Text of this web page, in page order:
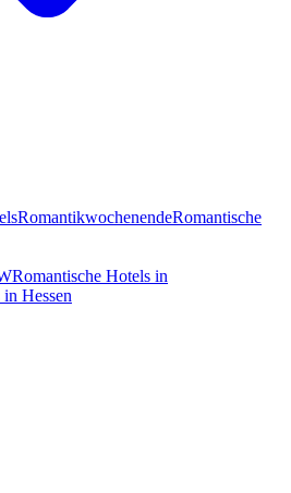
RomantikwochenendeRomantische
Romantische Hotels in
Hessen